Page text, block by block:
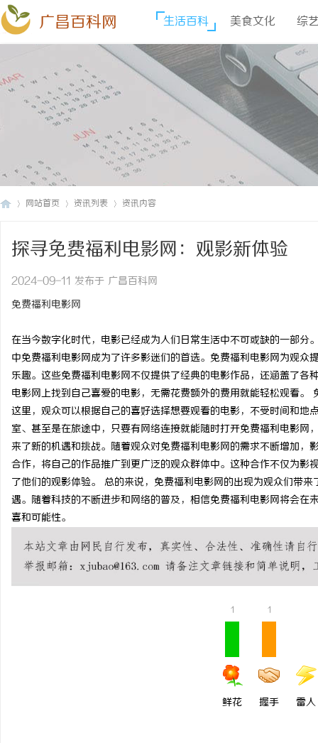
广昌百科网 生活百科 美食文化 综
网站首页 资讯列表 资讯内容
探寻免费福利电影网：观影新体验
2024-09-11 发布于 广昌百科网
免费福利电影网
在当今数字化时代，电影已经成为人们日常生活中不可或缺的一部
中免费福利电影网成为了许多影迷们的首选。免费福利电影网为观
乐趣。这些免费福利电影网不仅提供了经典的电影作品，还涵盖了
电影网上找到自己喜爱的电影，无需花费额外的费用就能轻松观看
这里，观众可以根据自己的喜好选择想要观看的电影，不受时间和
室、甚至是在旅途中，只要有网络连接就能随时打开免费福利电影
来了新的机遇和挑战。随着观众对免费福利电影网的需求不断增加
合作，将自己的作品推广到更广泛的观众群体中。这种合作不仅为
了他们的观影体验。 总的来说，免费福利电影网的出现为观众们带
遇。随着科技的不断进步和网络的普及，相信免费福利电影网将会
喜和可能性。
1
鲜花
1
握手 雷人
武汉配眼镜 上海配眼镜